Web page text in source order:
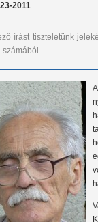
2011
írást tiszteletünk
számából.